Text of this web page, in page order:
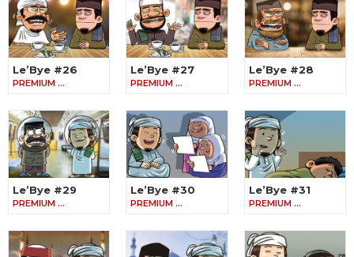
Le’Bye #26
PREMIUM …
Le’Bye #27
PREMIUM …
Le’Bye #28
PREMIUM …
Le’Bye #29
PREMIUM …
Le’Bye #30
PREMIUM …
Le’Bye #31
PREMIUM …